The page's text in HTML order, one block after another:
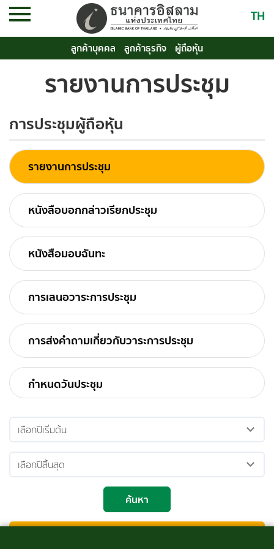
TH
ลูกค้าบุคคล ลูกค้าธุรกิจ ผู้ถือหุ้น
รายงานการประชุม
การประชุมผู้ถือหุ้น
รายงานการประชุม
หนังสือบอกกล่าวเรียกประชุม
หนังสือมอบฉันทะ
การเสนอวาระการประชุม
การส่งคำถามเกี่ยวกับวาระการประชุม
กำหนดวันประชุม
ค้นหา